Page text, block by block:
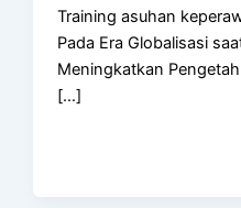
Training asuhan
Pada Era Globalisasi
Meningkatkan
[…]